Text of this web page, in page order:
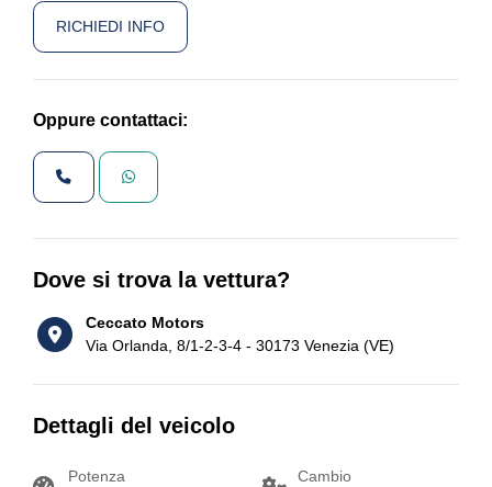
RICHIEDI INFO
Oppure contattaci:
Dove si trova la vettura?
Ceccato Motors
Via Orlanda, 8/1-2-3-4 - 30173 Venezia (VE)
Dettagli del veicolo
Potenza
Cambio